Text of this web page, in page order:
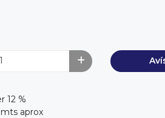
12 %
mts aprox